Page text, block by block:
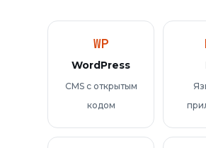
WP
WordPress
CMS с открытым
кодом